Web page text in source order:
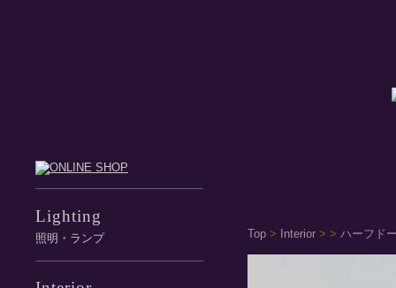
Top > Interior > > ハーフド
Lighting
照明・ランプ